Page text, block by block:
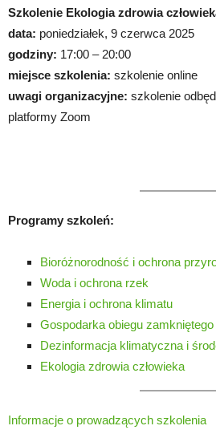
Szkolenie Ekologia zdrowia
data: poniedziałek, 9 czerwca 2025
godziny: 17:00 – 20:00
miejsce szkolenia: szkolenie online
uwagi organizacyjne: szkolenie
platformy Zoom
Programy szkoleń:
Bioróżnorodność i ochrona
Woda i ochrona rzek
Energia i ochrona klimatu
Gospodarka obiegu zamkniętego
Dezinformacja klimatyczna i
Ekologia zdrowia człowieka
Informacje o prowadzących szkolenia